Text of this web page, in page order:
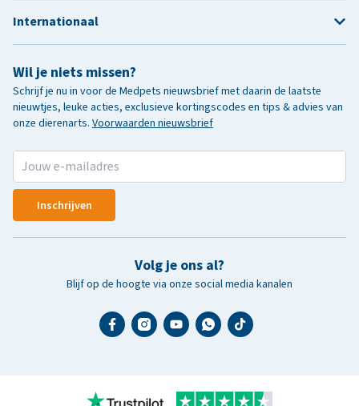
Wil je niets missen?
Schrijf je nu in voor de Medpets nieuwsbrief met daarin de laatste
nieuwtjes, leuke acties, exclusieve kortingscodes en tips & advies van
onze dierenarts. Voorwaarden nieuwsbrief
Inschrijven
Volg je ons al?
Blijf op de hoogte via onze social media kanalen
Internationaal